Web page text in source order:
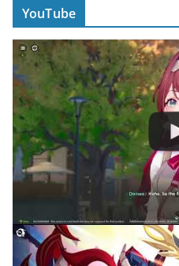
YouTube